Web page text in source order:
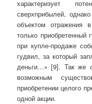
характеризует
сверхприбылей,
объектом отражения
только приобретенный
при купле-продаже
гудвил, за который
деньги…» [9]. Так же
возможным
приобретении целого
одной акции.